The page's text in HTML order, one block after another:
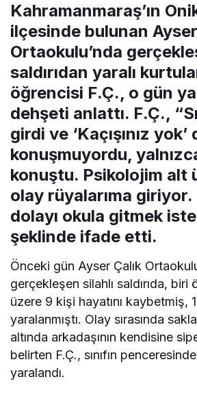
Kahramanmaraş’ın
ilçesinde bulunan Ayser
Ortaokulu’nda
saldırıdan yaralı
öğrencisi F.Ç., o gün
dehşeti anlattı. F.Ç.,
girdi ve ‘Kaçışınız
konuşmuyordu,
konuştu. Psikolojim alt
olay rüyalarıma giriyor.
dolayı okula gitmek
şeklinde ifade etti.
Önceki gün Ayser Çalık
gerçekleşen silahlı saldırıda,
üzere 9 kişi hayatını kaybetmiş,
yaralanmıştı. Olay sırasında
altında arkadaşının kendisine
belirten F.Ç., sınıfın
yaralandı.